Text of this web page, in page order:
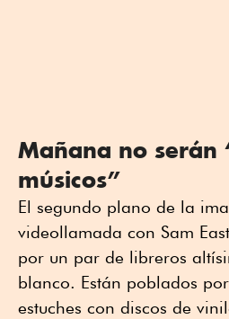
Mañana no serán
músicos”
El segundo plano de la
videollamada con Sam
por un par de libreros
blanco. Están poblados
estuches con discos de